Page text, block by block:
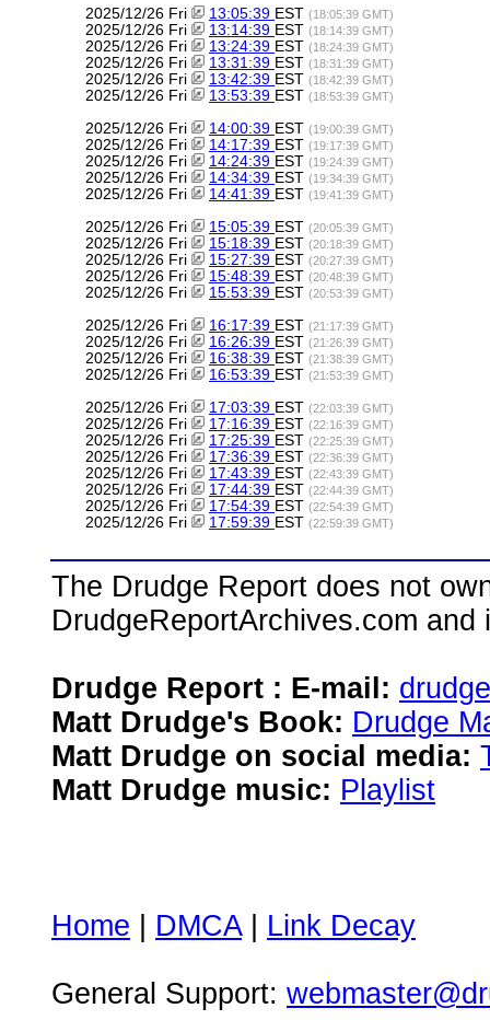
2025/12/26 Fri 13:05:39 EST (18:05:39 GMT)
2025/12/26 Fri 13:14:39 EST (18:14:39 GMT)
2025/12/26 Fri 13:24:39 EST (18:24:39 GMT)
2025/12/26 Fri 13:31:39 EST (18:31:39 GMT)
2025/12/26 Fri 13:42:39 EST (18:42:39 GMT)
2025/12/26 Fri 13:53:39 EST (18:53:39 GMT)
2025/12/26 Fri 14:00:39 EST (19:00:39 GMT)
2025/12/26 Fri 14:17:39 EST (19:17:39 GMT)
2025/12/26 Fri 14:24:39 EST (19:24:39 GMT)
2025/12/26 Fri 14:34:39 EST (19:34:39 GMT)
2025/12/26 Fri 14:41:39 EST (19:41:39 GMT)
2025/12/26 Fri 15:05:39 EST (20:05:39 GMT)
2025/12/26 Fri 15:18:39 EST (20:18:39 GMT)
2025/12/26 Fri 15:27:39 EST (20:27:39 GMT)
2025/12/26 Fri 15:48:39 EST (20:48:39 GMT)
2025/12/26 Fri 15:53:39 EST (20:53:39 GMT)
2025/12/26 Fri 16:17:39 EST (21:17:39 GMT)
2025/12/26 Fri 16:26:39 EST (21:26:39 GMT)
2025/12/26 Fri 16:38:39 EST (21:38:39 GMT)
2025/12/26 Fri 16:53:39 EST (21:53:39 GMT)
2025/12/26 Fri 17:03:39 EST (22:03:39 GMT)
2025/12/26 Fri 17:16:39 EST (22:16:39 GMT)
2025/12/26 Fri 17:25:39 EST (22:25:39 GMT)
2025/12/26 Fri 17:36:39 EST (22:36:39 GMT)
2025/12/26 Fri 17:43:39 EST (22:43:39 GMT)
2025/12/26 Fri 17:44:39 EST (22:44:39 GMT)
2025/12/26 Fri 17:54:39 EST (22:54:39 GMT)
2025/12/26 Fri 17:59:39 EST (22:59:39 GMT)
The Drudge Report does not
DrudgeReportArchives.com
Drudge Report : E-mail:
Matt Drudge's Book: Drudge
Matt Drudge on social media:
Matt Drudge music: Playlist
Home DMCA| Link Decay
General Support: